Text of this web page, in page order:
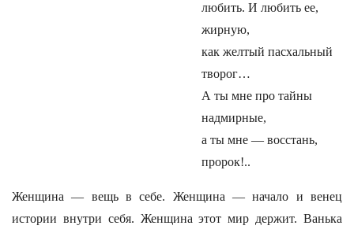
любить. И любить ее,
жирную,
как желтый пасхальный
творог…
А ты мне про тайны
надмирные,
а ты мне — восстань,
пророк!..
Женщина — вещь в себе. Женщина — начало и венец
истории внутри себя. Женщина этот мир держит. Ванька